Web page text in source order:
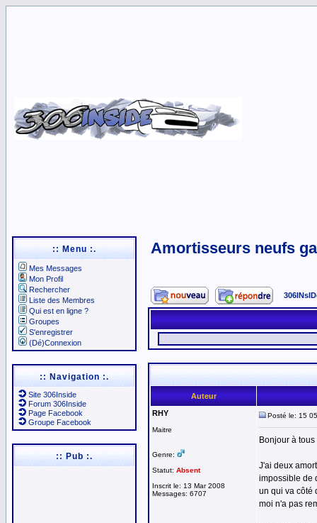
:: Menu :.
Mes Messages
Mon Profil
Rechercher
Liste des Membres
Qui est en ligne ?
Groupes
S'enregistrer
(Dé)Connexion
:: Navigation :.
Site 306Inside
Forum 306Inside
Page Facebook
Groupe Facebook
:: Pub :.
Amortisseurs neufs
Auteur
RHY
Maitre
Genre:
Statut: Absent
Inscrit le: 13 Mar 2008
Messages: 6707
Posté le: 15
Bonjour à tous
J'ai deux
impossible de
un qui va côté
moi n'a pas